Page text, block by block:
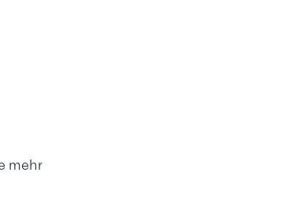
mehr